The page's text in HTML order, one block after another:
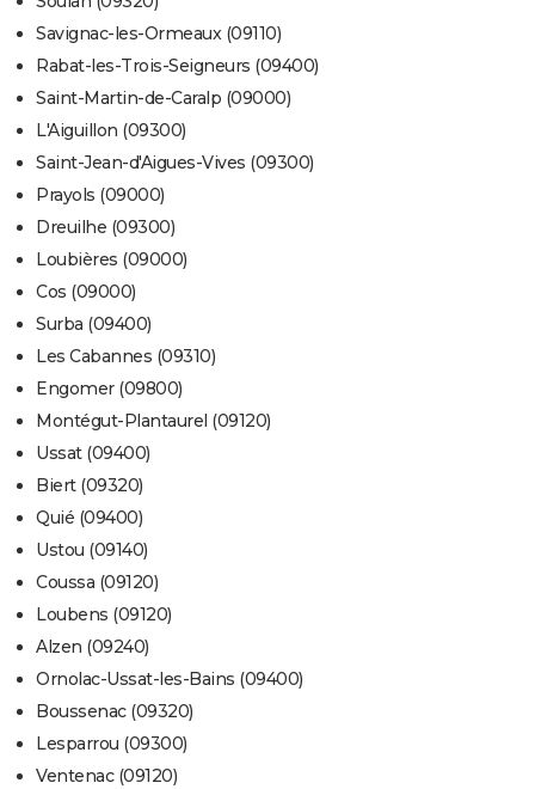
Savignac-les-Ormeaux (09110)
Rabat-les-Trois-Seigneurs (09400)
Saint-Martin-de-Caralp (09000)
L'Aiguillon (09300)
Saint-Jean-d'Aigues-Vives (09300)
Prayols (09000)
Dreuilhe (09300)
Loubières (09000)
Cos (09000)
Surba (09400)
Les Cabannes (09310)
Engomer (09800)
Montégut-Plantaurel (09120)
Ussat (09400)
Biert (09320)
Quié (09400)
Ustou (09140)
Coussa (09120)
Loubens (09120)
Alzen (09240)
Ornolac-Ussat-les-Bains (09400)
Boussenac (09320)
Lesparrou (09300)
Ventenac (09120)